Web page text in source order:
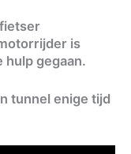
is
hulp gegaan.
tunnel enige tijd